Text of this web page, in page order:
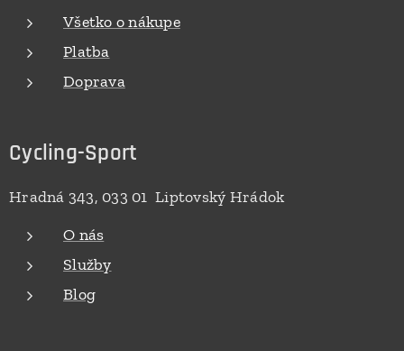
Všetko o nákupe
Platba
Doprava
Cycling-Sport
Hradná 343, 033 01 Liptovský Hrádok
O nás
Služby
Blog